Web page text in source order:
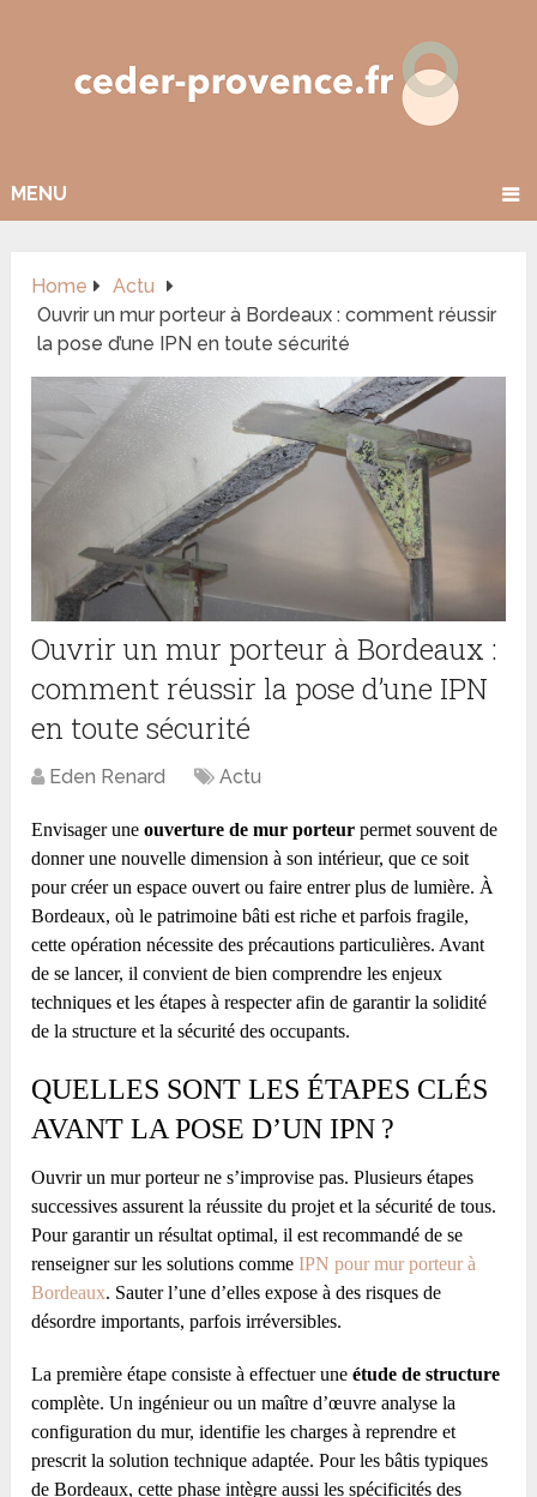
MENU
Home
Actu
Ouvrir un mur porteur à Bordeaux : comment réussir
la pose d’une IPN en toute sécurité
Ouvrir un mur porteur à Bordeaux :
comment réussir la pose d’une IPN
en toute sécurité
Eden Renard Actu
Envisager uneouverture de mur porteur permet souvent de
donner une nouvelle dimension à son intérieur, que ce soit
pour créer un espace ouvert ou faire entrer plus de lumière. À
Bordeaux, où le patrimoine bâti est riche et parfois fragile,
cette opération nécessite des précautions particulières. Avant
de se lancer, il convient de bien comprendre les enjeux
techniques et les étapes à respecter afin de garantir la solidité
de la structure et la sécurité des occupants.
QUELLES SONT LES ÉTAPES CLÉS
AVANT LA POSE D’UN IPN ?
Ouvrir un mur porteur ne s’improvise pas. Plusieurs étapes
successives assurent la réussite du projet et la sécurité de tous.
Pour garantir un résultat optimal, il est recommandé de se
renseigner sur les solutions commeIPN pour mur porteur à
Bordeaux. Sauter l’une d’elles expose à des risques de
désordre importants, parfois irréversibles.
La première étape consiste à effectuer uneétude de structure
complète. Un ingénieur ou un maître d’œuvre analyse la
configuration du mur, identifie les charges à reprendre et
prescrit la solution technique adaptée. Pour les bâtis typiques
de Bordeaux, cette phase intègre aussi les spécificités des